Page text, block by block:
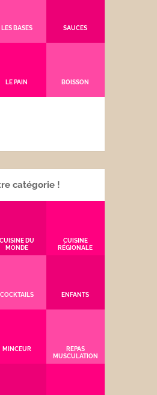
LES BASES SAUCES
LE PAIN BOISSON
catégorie !
CUISINE DU
MONDE
CUISINE
RÉGIONALE
COCKTAILS ENFANTS
MINCEUR
REPAS
MUSCULATION